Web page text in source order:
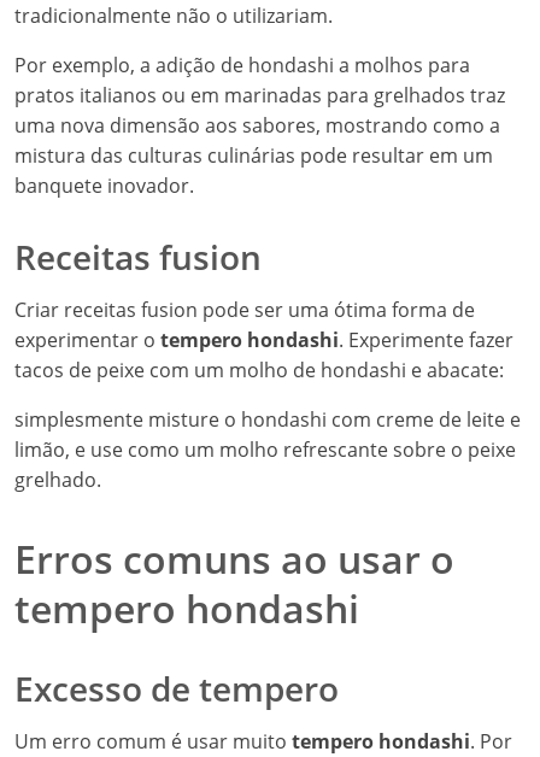
tradicionalmente não o utilizariam.
Por exemplo, a adição de hondashi a molhos para
pratos italianos ou em marinadas para grelhados traz
uma nova dimensão aos sabores, mostrando como a
mistura das culturas culinárias pode resultar em um
banquete inovador.
Receitas fusion
Criar receitas fusion pode ser uma ótima forma de
experimentar o tempero hondashi. Experimente fazer
tacos de peixe com um molho de hondashi e abacate:
simplesmente misture o hondashi com creme de leite e
limão, e use como um molho refrescante sobre o peixe
grelhado.
Erros comuns ao usar o
tempero hondashi
Excesso de tempero
Um erro comum é usar muito tempero hondashi. Por